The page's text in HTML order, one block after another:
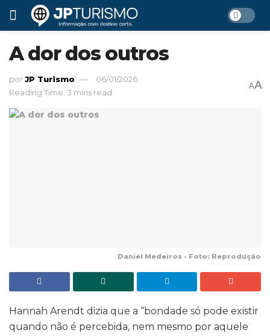
A dor dos outros
porJP Turismo
06/01/2026
Reading Time: 3 mins read
AA
Daniel Medeiros - Foto: Reprodução
Hannah Arendt dizia que a “bondade só pode existir
quando não é percebida, nem mesmo por aquele